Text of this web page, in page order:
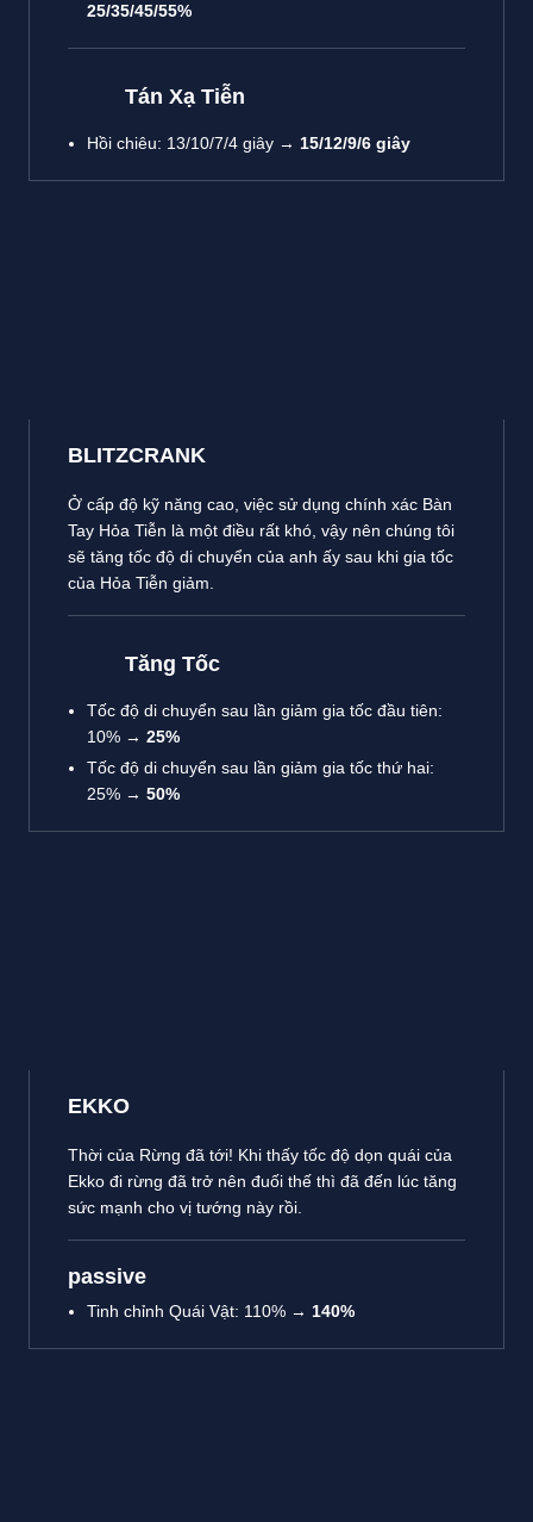
25/35/45/55%
Tán Xạ Tiễn
Hồi chiêu: 13/10/7/4 giây → 15/12/9/6 giây
BLITZCRANK
Ở cấp độ kỹ năng cao, việc sử dụng chính xác Bàn
Tay Hỏa Tiễn là một điều rất khó, vậy nên chúng tôi
sẽ tăng tốc độ di chuyển của anh ấy sau khi gia tốc
của Hỏa Tiễn giảm.
Tăng Tốc
Tốc độ di chuyển sau lần giảm gia tốc đầu tiên:
10% → 25%
Tốc độ di chuyển sau lần giảm gia tốc thứ hai:
25% → 50%
EKKO
Thời của Rừng đã tới! Khi thấy tốc độ dọn quái của
Ekko đi rừng đã trở nên đuối thế thì đã đến lúc tăng
sức mạnh cho vị tướng này rồi.
passive
Tinh chỉnh Quái Vật: 110% → 140%